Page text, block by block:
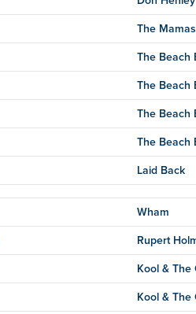
The
The Beach
The Beach
The Beach
The Beach
Laid Back
Wham
Rupert
Kool & The
Kool & The